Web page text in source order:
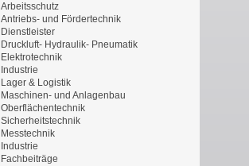
Arbeitsschutz
Antriebs- und Fördertechnik
Dienstleister
Druckluft- Hydraulik- Pneumatik
Elektrotechnik
Industrie
Lager & Logistik
Maschinen- und Anlagenbau
Oberflächentechnik
Sicherheitstechnik
Messtechnik
Industrie
Fachbeiträge